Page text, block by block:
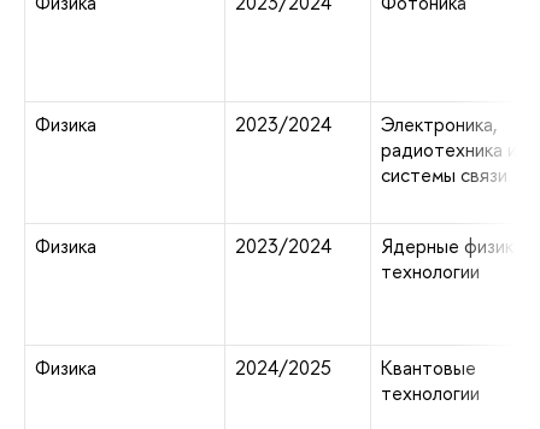
Физика 2023/2024
Электроника,
радиотехника и
системы связи
Физика 2023/2024
Ядерные физика и
технологии
Физика 2024/2025
Квантовые
технологии